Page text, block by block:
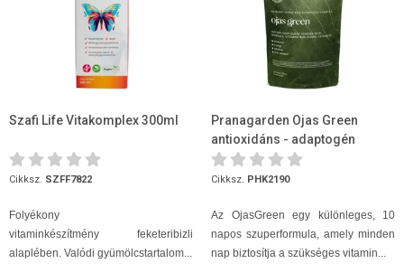
Szafi Life Vitakomplex 300ml
Cikksz. SZFF7822
Folyékony
vitaminkészítmény feketeribizli
alaplében. Valódi gyümölcstartalom...
Pranagarden Ojas Green
antioxidáns - adaptogén
szuperformula 150g
Cikksz. PHK2190
Az OjasGreen egy különleges, 10
napos szuperformula, amely minden
nap biztosítja a szükséges vitamin...